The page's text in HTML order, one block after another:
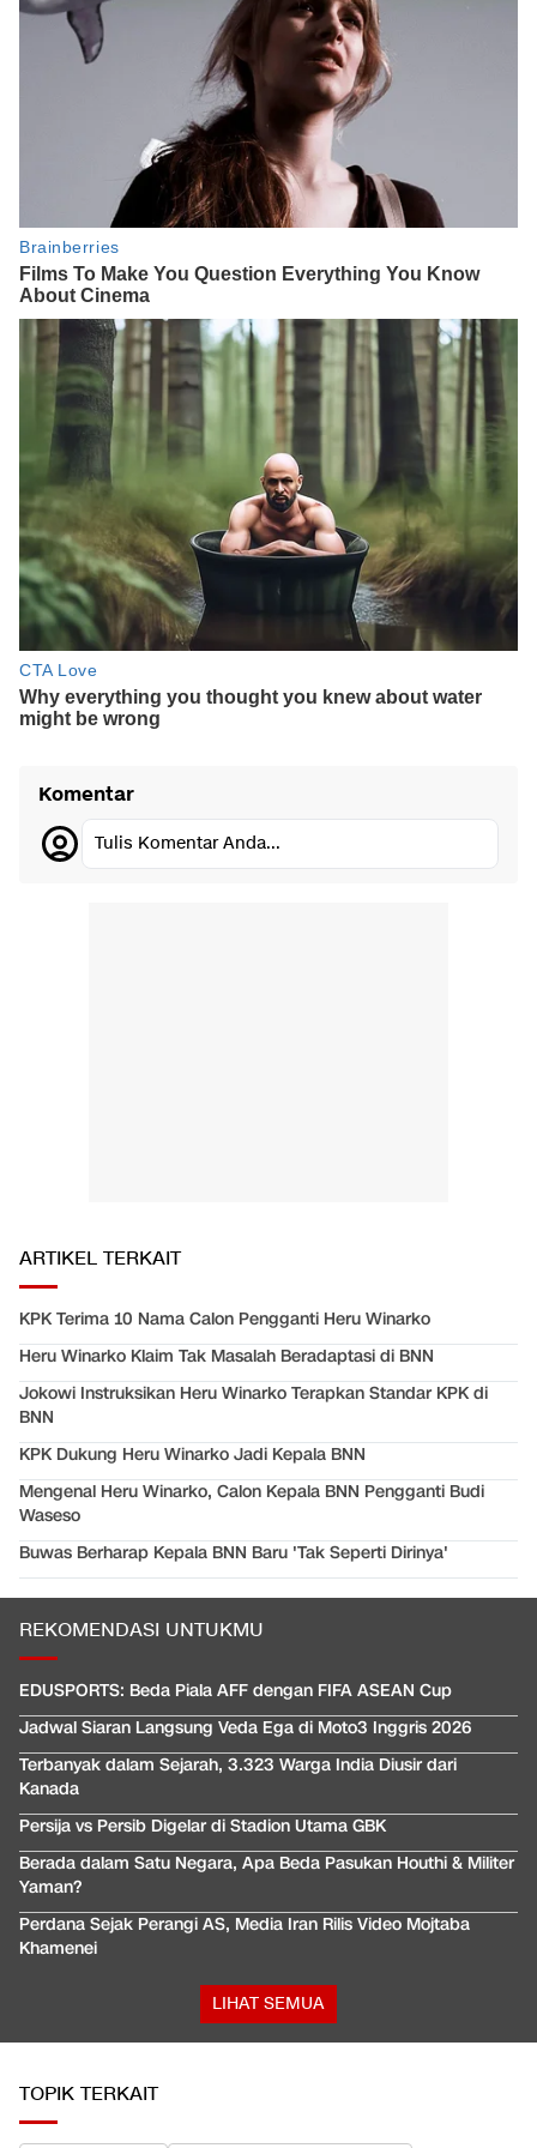
Komentar
Tulis Komentar Anda...
ARTIKEL TERKAIT
KPK Terima 10 Nama Calon Pengganti Heru Winarko
Heru Winarko Klaim Tak Masalah Beradaptasi di BNN
Jokowi Instruksikan Heru Winarko Terapkan Standar KPK di
BNN
KPK Dukung Heru Winarko Jadi Kepala BNN
Mengenal Heru Winarko, Calon Kepala BNN Pengganti Budi
Waseso
Buwas Berharap Kepala BNN Baru 'Tak Seperti Dirinya'
REKOMENDASI UNTUKMU
EDUSPORTS: Beda Piala AFF dengan FIFA ASEAN Cup
Jadwal Siaran Langsung Veda Ega di Moto3 Inggris 2026
Terbanyak dalam Sejarah, 3.323 Warga India Diusir dari
Kanada
Persija vs Persib Digelar di Stadion Utama GBK
Berada dalam Satu Negara, Apa Beda Pasukan Houthi & Militer
Yaman?
Perdana Sejak Perangi AS, Media Iran Rilis Video Mojtaba
Khamenei
LIHAT SEMUA
TOPIK TERKAIT